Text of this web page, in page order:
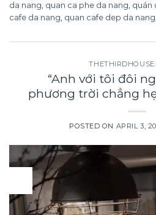
da nang, quan ca phe da nang, quán
cafe da nang, quan cafe dep da nang,
“Anh với tôi đôi
phương trời chẳng
POSTED ON APRIL 3,